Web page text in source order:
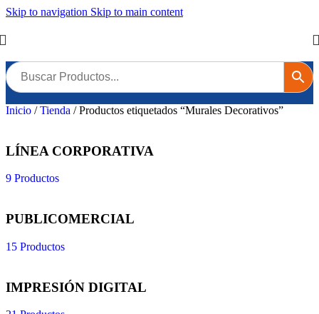
Skip to navigation Skip to main content
Inicio / Tienda / Productos etiquetados “Murales Decorativos”
LÍNEA CORPORATIVA
9 Productos
PUBLICOMERCIAL
15 Productos
IMPRESIÓN DIGITAL